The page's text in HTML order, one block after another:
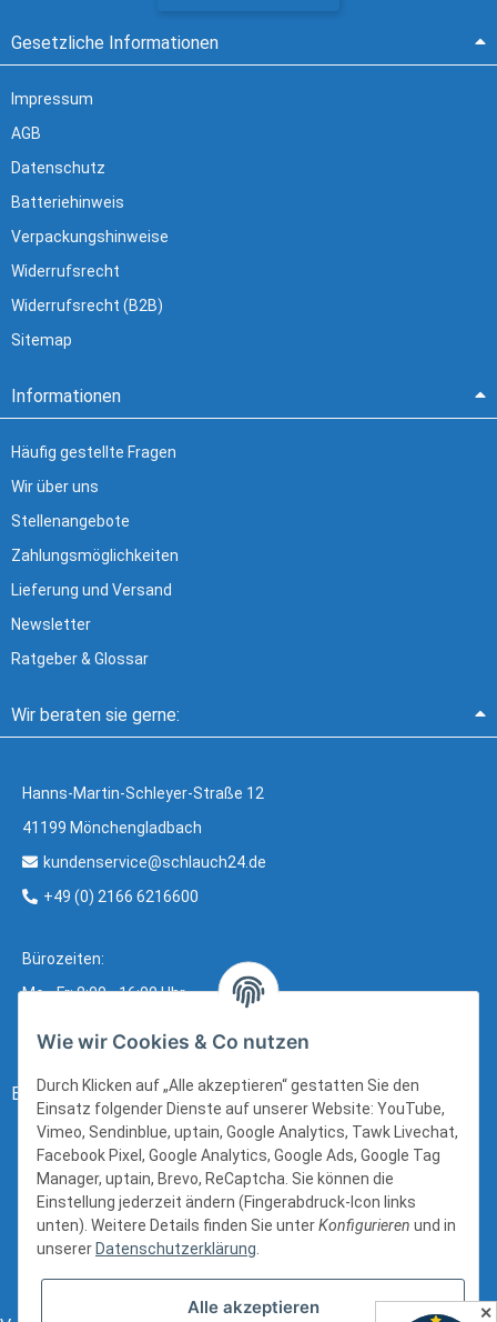
Gesetzliche Informationen
Impressum
AGB
Datenschutz
Batteriehinweis
Verpackungshinweise
Widerrufsrecht
Widerrufsrecht (B2B)
Sitemap
Informationen
Häufig gestellte Fragen
Wir über uns
Stellenangebote
Zahlungsmöglichkeiten
Lieferung und Versand
Newsletter
Ratgeber & Glossar
Wir beraten sie gerne:
Hanns-Martin-Schleyer-Straße 12
41199 Mönchengladbach
kundenservice@schlauch24.de
+49 (0) 2166 6216600
Bürozeiten:
Mo - Fr: 8:00 - 16:00 Uhr
Bezahlung:
Wie wir Cookies & Co nutzen
Durch Klicken auf „Alle akzeptieren“ gestatten Sie den
Einsatz folgender Dienste auf unserer Website: YouTube,
Vimeo, Sendinblue, uptain, Google Analytics, Tawk Livechat,
Facebook Pixel, Google Analytics, Google Ads, Google Tag
Manager, uptain, Brevo, ReCaptcha. Sie können die
Einstellung jederzeit ändern (Fingerabdruck-Icon links
unten). Weitere Details finden Sie unterKonfigurieren und in
unserer Datenschutzerklärung.
Alle akzeptieren ✕